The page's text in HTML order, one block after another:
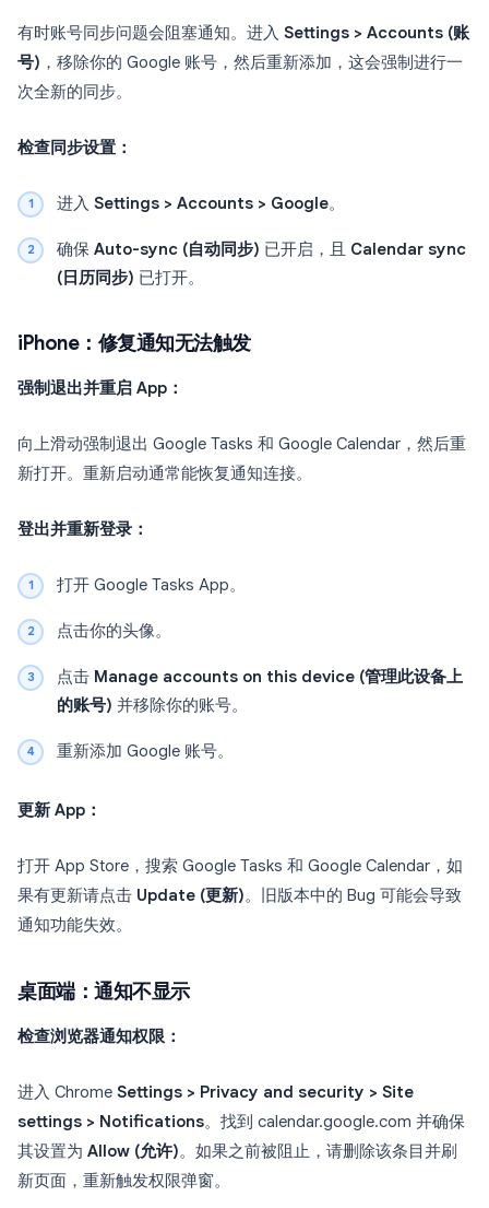
有时账号同步问题会阻塞通知。进入 Settings > Accounts (账
号) ，移除你的 Google 账号，然后重新添加，这会强制进行一
次全新的同步。
检查同步设置：
进入 Settings > Accounts > Google。
确保 Auto-sync (自动同步) 已开启，且 Calendar sync
(日历同步) 已打开。
iPhone：修复通知无法触发
强制退出并重启 App：
向上滑动强制退出 Google Tasks 和 Google Calendar，然后重
新打开。重新启动通常能恢复通知连接。
登出并重新登录：
打开 Google Tasks App。
点击你的头像。
点击 Manage accounts on this device (管理此设备上
的账号) 并移除你的账号。
重新添加 Google 账号。
更新 App：
打开 App Store，搜索 Google Tasks 和 Google Calendar，如
果有更新请点击 Update (更新)。旧版本中的 Bug 可能会导致
通知功能失效。
桌面端：通知不显示
检查浏览器通知权限：
进入 Chrome Settings > Privacy and security > Site
settings > Notifications。找到 calendar.google.com 并确保
其设置为 Allow (允许)。如果之前被阻止，请删除该条目并刷
新页面，重新触发权限弹窗。